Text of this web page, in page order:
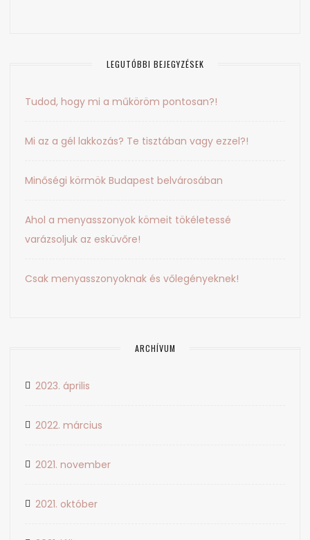
LEGUTÓBBI BEJEGYZÉSEK
Tudod, hogy mi a műköröm pontosan?!
Mi az a gél lakkozás? Te tisztában vagy ezzel?!
Minőségi körmök Budapest belvárosában
Ahol a menyasszonyok kömeit tökéletessé
varázsoljuk az esküvőre!
Csak menyasszonyoknak és vőlegényeknek!
ARCHÍVUM
2023. április
2022. március
2021. november
2021. október